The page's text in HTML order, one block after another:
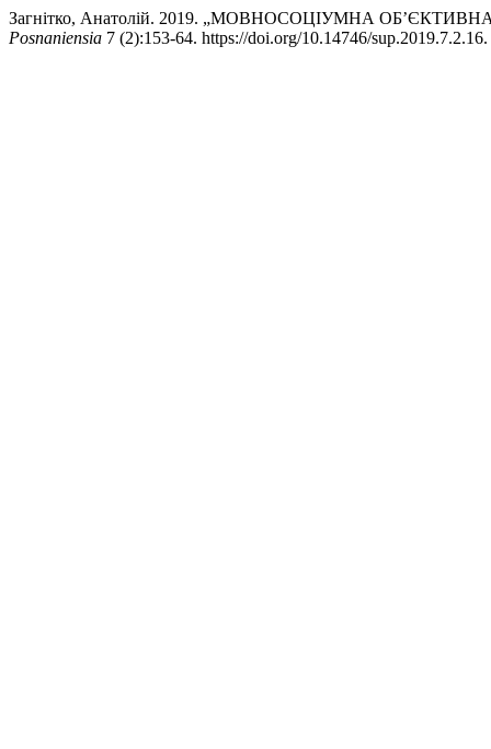
Загнітко, Анатолій. 2019. „МОВНОСОЦІУМНА
Posnaniensia 7 (2):153-64. https://doi.org/10.14746/sup.2019.7.2.16.